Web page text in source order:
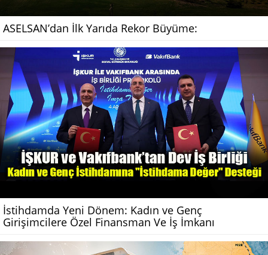
ASELSAN’dan İlk Yarıda Rekor Büyüme:
İstihdamda Yeni Dönem: Kadın ve Genç
Girişimcilere Özel Finansman Ve İş İmkanı